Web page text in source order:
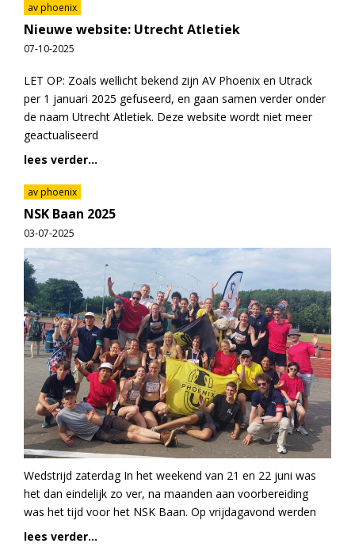
av phoenix
Nieuwe website: Utrecht Atletiek
07-10-2025
LET OP: Zoals wellicht bekend zijn AV Phoenix en Utrack
per 1 januari 2025 gefuseerd, en gaan samen verder onder
de naam Utrecht Atletiek. Deze website wordt niet meer
geactualiseerd
lees verder...
av phoenix
NSK Baan 2025
03-07-2025
Wedstrijd zaterdag In het weekend van 21 en 22 juni was
het dan eindelijk zo ver, na maanden aan voorbereiding
was het tijd voor het NSK Baan. Op vrijdagavond werden
lees verder...